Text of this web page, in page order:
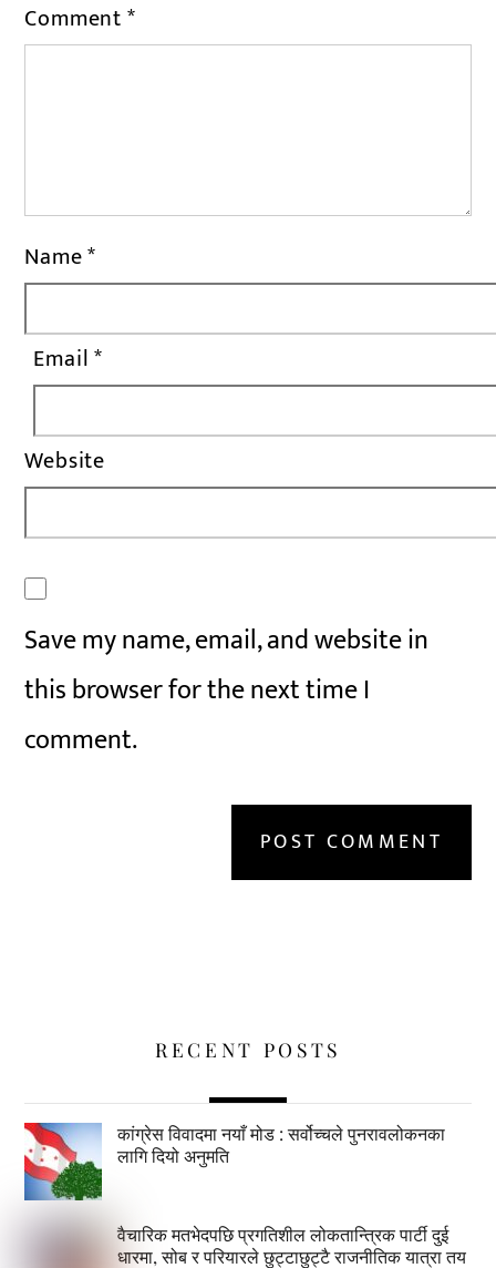
Comment*
Name*
Email*
Website
Save my name, email, and website in
this browser for the next time I
comment.
RECENT POSTS
कांग्रेस विवादमा नयाँ मोड : सर्वोच्चले पुनरावलोकनका
लागि दियो अनुमति
वैचारिक मतभेदपछि प्रगतिशील लोकतान्त्रिक पार्टी दुई
धारमा, सोब र परियारले छुट्टाछुट्टै राजनीतिक यात्रा तय